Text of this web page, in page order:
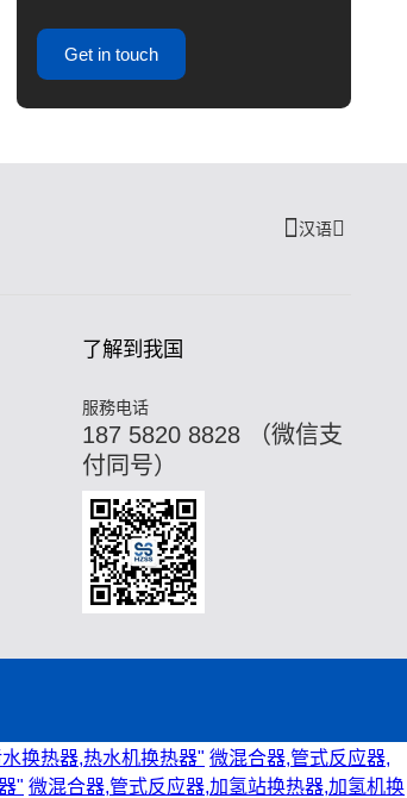
Get in touch
汉语
了解到我国
服務电话
187 5820 8828 （微信支
付同号）
换热器,热水机换热器" 微混合器,管式反应器,
" 微混合器,管式反应器,加氢站换热器,加氢机换